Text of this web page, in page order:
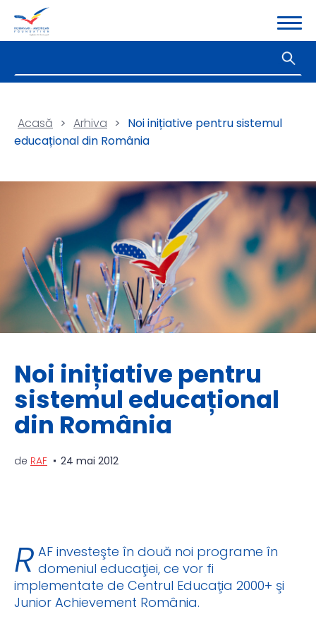
Acasă > Arhiva > Noi inițiative pentru sistemul
educațional din România
Noi inițiative pentru
sistemul educațional
din România
de RAF 24 mai 2012
R AF investeşte în două noi programe în
domeniul educaţiei, ce vor fi
implementate de Centrul Educaţia 2000+ şi
Junior Achievement România.